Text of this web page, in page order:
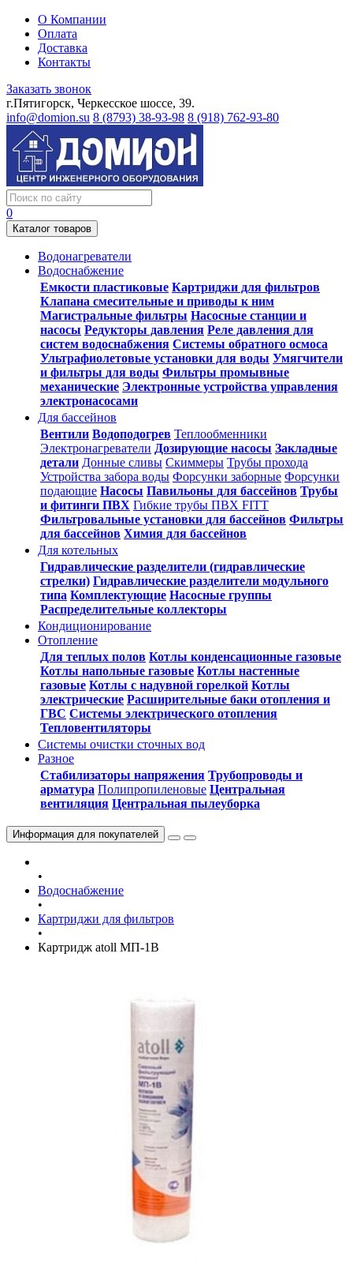
О Компании
Оплата
Доставка
Контакты
Заказать звонок
г.Пятигорск, Черкесское шоссе, 39.
info@domion.su 8 (8793) 38-93-98 8 (918) 762-93-80
0
Каталог товаров
Водонагреватели
Водоснабжение
Емкости пластиковые Картриджи для фильтров
Клапана смесительные и приводы к ним
Магистральные фильтры Насосные станции и
насосы Редукторы давления Реле давления для
систем водоснабжения Системы обратного осмоса
Ультрафиолетовые установки для воды Умягчители
и фильтры для воды Фильтры промывные
механические Электронные устройства управления
электронасосами
Для бассейнов
Вентили Водоподогрев Теплообменники
Электронагреватели Дозирующие насосы Закладные
детали Донные сливы Скиммеры Трубы прохода
Устройства забора воды Форсунки заборные Форсунки
подающие Насосы Павильоны для бассейнов Трубы
и фитинги ПВХ Гибкие трубы ПВХ FITT
Фильтровальные установки для бассейнов Фильтры
для бассейнов Химия для бассейнов
Для котельных
Гидравлические разделители (гидравлические
стрелки) Гидравлические разделители модульного
типа Комплектующие Насосные группы
Распределительные коллекторы
Кондиционирование
Отопление
Для теплых полов Котлы конденсационные газовые
Котлы напольные газовые Котлы настенные
газовые Котлы с надувной горелкой Котлы
электрические Расширительные баки отопления и
ГВС Системы электрического отопления
Тепловентиляторы
Системы очистки сточных вод
Разное
Стабилизаторы напряжения Трубопроводы и
арматура Полипропиленовые Центральная
вентиляция Центральная пылеуборка
Информация для покупателей
•
Водоснабжение
•
Картриджи для фильтров
•
Картридж atoll МП-1В